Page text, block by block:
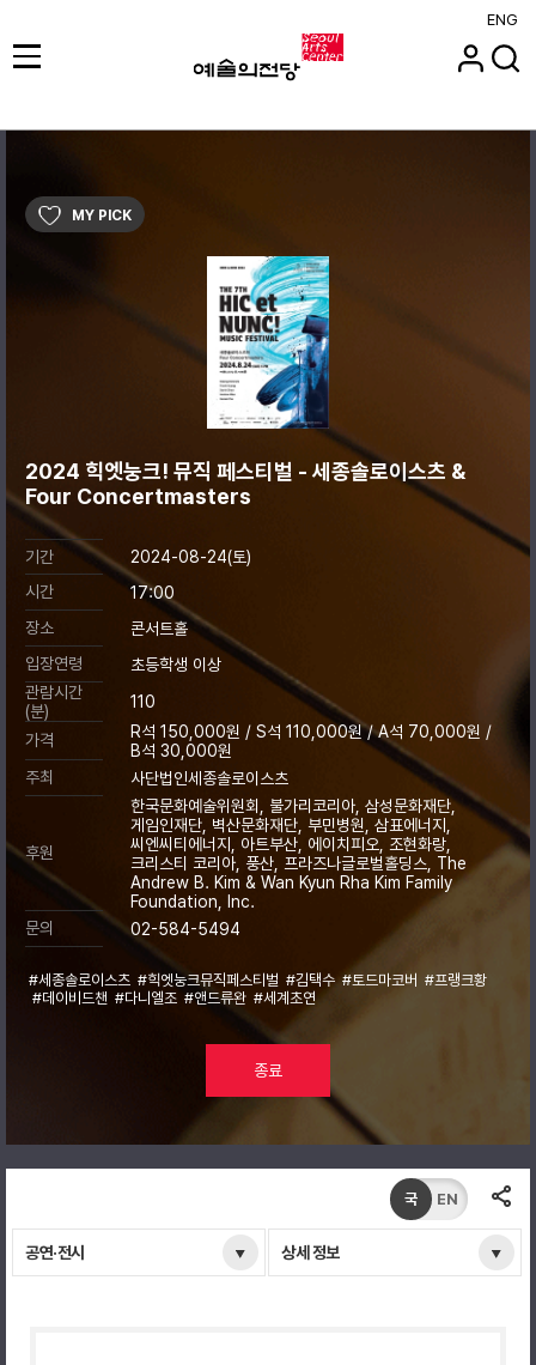
ENG
MY PICK
2024 힉엣눙크! 뮤직 페스티벌 - 세종솔로이스츠 &
Four Concertmasters
기간
2024-08-24(토)
시간
17:00
장소
콘서트홀
입장연령
초등학생 이상
관람시간
(분)
110
가격
R석 150,000원 / S석 110,000원 / A석 70,000원 /
B석 30,000원
주최
사단법인세종솔로이스츠
후원
한국문화예술위원회, 불가리코리아, 삼성문화재단,
게임인재단, 벽산문화재단, 부민병원, 삼표에너지,
씨엔씨티에너지, 아트부산, 에이치피오, 조현화랑,
크리스티 코리아, 풍산, 프라즈나글로벌홀딩스, The
Andrew B. Kim & Wan Kyun Rha Kim Family
Foundation, Inc.
문의
02-584-5494
#세종솔로이스츠 #힉엣눙크뮤직페스티벌 #김택수 #토드마코버 #프랭크황
#데이비드챈 #다니엘조 #앤드류완 #세계초연
종료
공연·전시 상세 정보
국 EN